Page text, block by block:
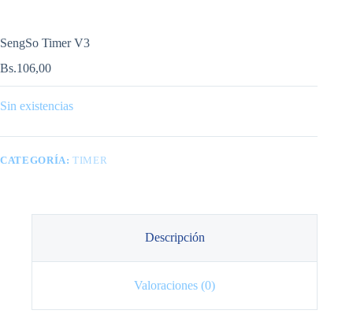
SengSo Timer V3
Bs.106,00
Sin existencias
CATEGORÍA:TIMER
Descripción
Valoraciones (0)